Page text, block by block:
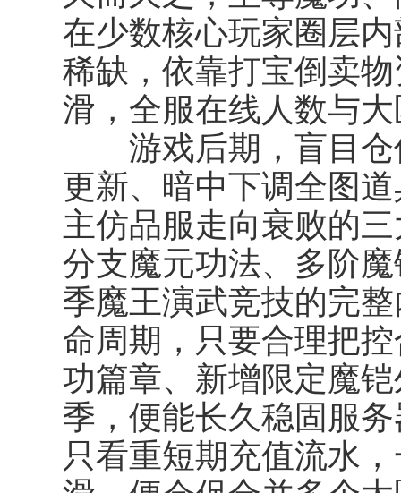
在少数核心玩家圈层
稀缺，依靠打宝倒卖
滑，全服在线人数与
游戏后期，盲目仓
更新、暗中下调全图
主仿品服走向衰败的
分支魔元功法、多阶
季魔王演武竞技的完
命周期，只要合理把
功篇章、新增限定魔
季，便能长久稳固服
只看重短期充值流水